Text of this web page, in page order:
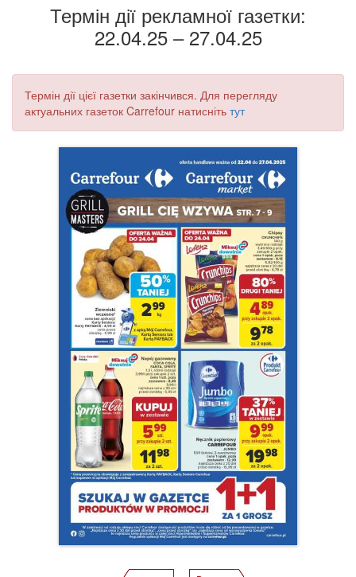
Термін дії рекламної газетки:
22.04.25 – 27.04.25
Термін дії цієї газетки закінчився. Для перегляду
актуальних газеток Carrefour натисніть тут